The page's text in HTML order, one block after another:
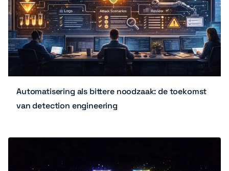
Automatisering als bittere noodzaak: de toekomst
van detection engineering